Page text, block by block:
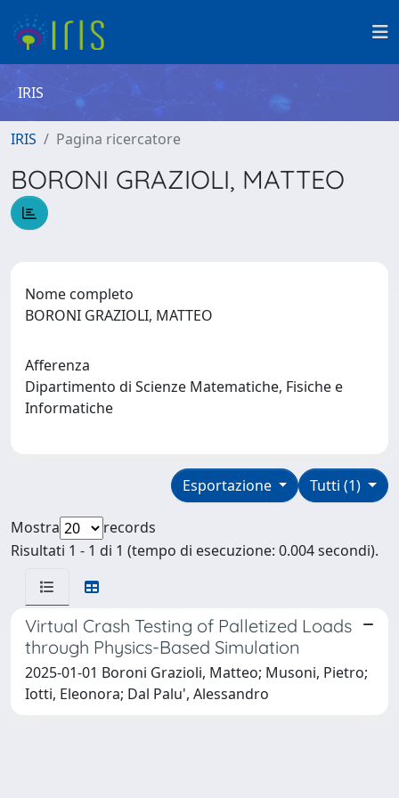
IRIS
IRIS Pagina ricercatore
BORONI GRAZIOLI, MATTEO
Nome completo
BORONI GRAZIOLI, MATTEO
Afferenza
Dipartimento di Scienze Matematiche, Fisiche e
Informatiche
Tutti (1)
Esportazione
Mostra
records
Risultati 1 - 1 di 1 (tempo di esecuzione: 0.004 secondi).
Virtual Crash Testing of Palletized Loads
through Physics-Based Simulation
2025-01-01 Boroni Grazioli, Matteo; Musoni, Pietro;
Iotti, Eleonora; Dal Palu', Alessandro